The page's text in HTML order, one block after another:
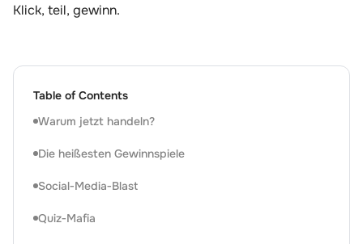
Klick, teil, gewinn.
Table of Contents
Warum jetzt handeln?
Die heißesten Gewinnspiele
Social‑Media‑Blast
Quiz‑Mafia